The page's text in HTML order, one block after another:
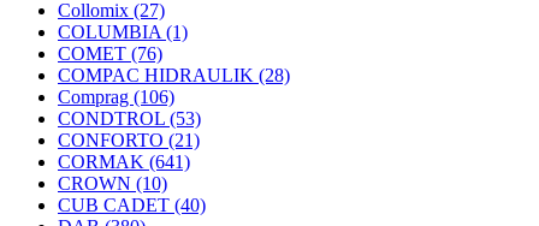
Collomix (27)
COLUMBIA (1)
COMET (76)
COMPAC HIDRAULIK (28)
Comprag (106)
CONDTROL (53)
CONFORTO (21)
CORMAK (641)
CROWN (10)
CUB CADET (40)